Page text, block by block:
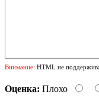
Внимание: HTML не
Оценка: Плохо